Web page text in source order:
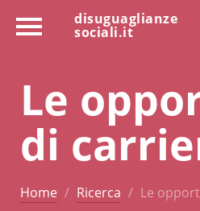
disuguaglianze
sociali.it
Le
di
Home Ricerca Le